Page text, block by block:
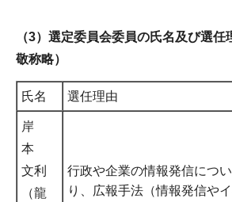
（3）選定委員会委員の氏名及び選任
敬称略）
氏名 選任理由
岸
本
文利
（龍
行政や企業の情報発信につ
り、広報手法（情報発信や